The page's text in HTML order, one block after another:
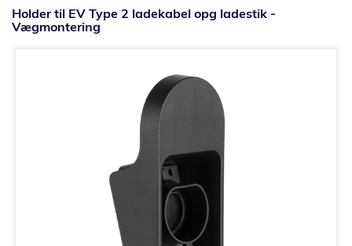
Holder til EV Type 2 ladekabel opg ladestik -
Vægmontering